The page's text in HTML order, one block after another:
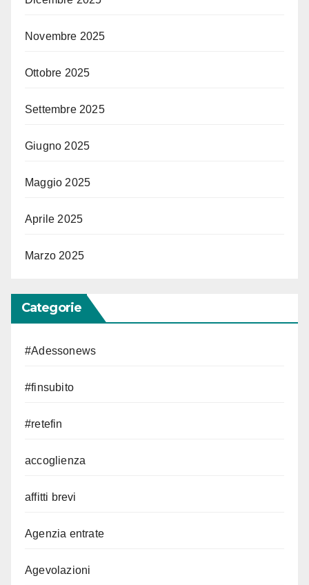
Novembre 2025
Ottobre 2025
Settembre 2025
Giugno 2025
Maggio 2025
Aprile 2025
Marzo 2025
Categorie
#Adessonews
#finsubito
#retefin
accoglienza
affitti brevi
Agenzia entrate
Agevolazioni